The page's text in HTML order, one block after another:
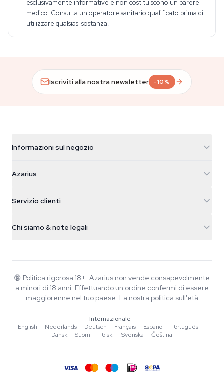
esclusivamente informative e non costituiscono un parere
medico. Consulta un operatore sanitario qualificato prima di
utilizzare qualsiasi sostanza.
Iscriviti alla nostra newsletter -10%
Informazioni sul negozio
Galvaniweg 11
Nederland
+31(0)204897914
Azarius
Smokeshop
Servizio clienti
FAQ
Informativa sulla privacy
Chi siamo & note legali
Wiki
Blog
Musica
Linee guida editoriali
Strumenti e Calcolatori
🔞 Politica rigorosa 18+. Azarius non vende consapevolmente
a minori di 18 anni. Effettuando un ordine confermi di essere
maggiorenne nel tuo paese. La nostra politica sull'età
Internazionale
English
·Nederlands ·Deutsch ·Français ·Español ·Português
·
Dansk
·Suomi ·Polski ·Svenska ·Čeština